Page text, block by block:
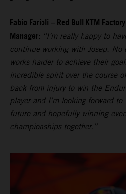
Fabio Farioli – Red Bull KTM
Manager: “I’m really happy to
continue working with Josep. No
works harder to achieve their
incredible spirit over the course
back from injury to win the
player and I’m looking forward
future and hopefully winning
championships together.”